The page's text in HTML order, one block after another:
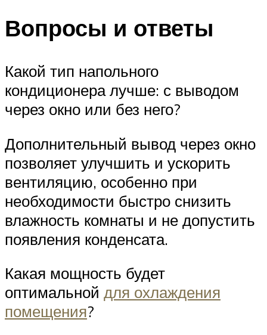
Вопросы и ответы
Какой тип напольного
кондиционера лучше: с выводом
через окно или без него?
Дополнительный вывод через окно
позволяет улучшить и ускорить
вентиляцию, особенно при
необходимости быстро снизить
влажность комнаты и не допустить
появления конденсата.
Какая мощность будет
оптимальной для охлаждения
помещения?